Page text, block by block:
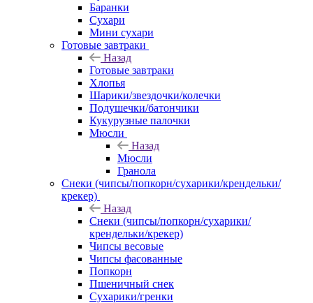
Баранки
Сухари
Мини сухари
Готовые завтраки
Назад
Готовые завтраки
Хлопья
Шарики/звездочки/колечки
Подушечки/батончики
Кукурузные палочки
Мюсли
Назад
Мюсли
Гранола
Снеки (чипсы/попкорн/сухарики/крендельки/
крекер)
Назад
Снеки (чипсы/попкорн/сухарики/
крендельки/крекер)
Чипсы весовые
Чипсы фасованные
Попкорн
Пшеничный снек
Сухарики/гренки